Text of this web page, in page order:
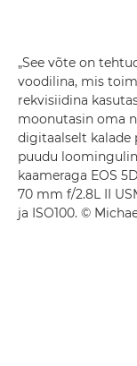
„See võte on
voodilina, mis
rekvisiidina
moonutasin oma
digitaalselt kalade
puudu
kaameraga EOS
70 mm f/2.8L II
ja ISO100. ©